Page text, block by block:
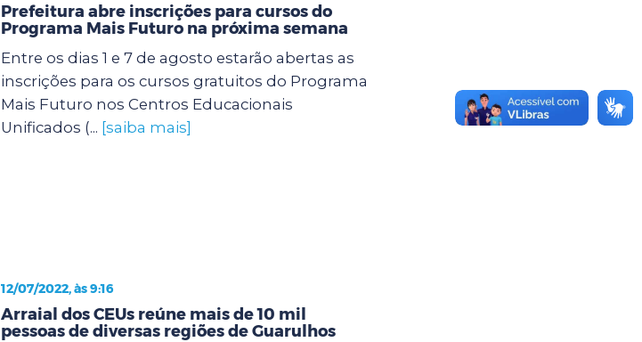
Prefeitura abre inscrições para cursos do
Programa Mais Futuro na próxima semana
Entre os dias 1 e 7 de agosto estarão abertas as
inscrições para os cursos gratuitos do Programa
Mais Futuro nos Centros Educacionais
Unificados (... [saiba mais]
12/07/2022, às 9:16
Arraial dos CEUs reúne mais de 10 mil
pessoas de diversas regiões de Guarulhos